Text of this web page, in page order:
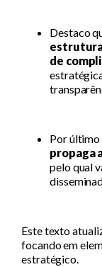
Destaco
de
Por último
propaga
pelo qual
Este texto
focando em
estratégico.